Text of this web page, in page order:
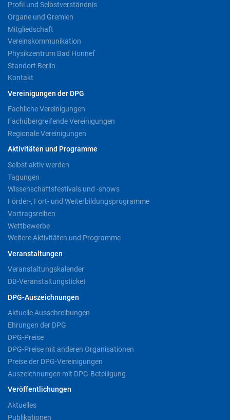
Profil und Selbstverständnis
Organe und Gremien
Mitgliedschaft
Vereinskommunikation
Physikzentrum Bad Honnef
Standort Berlin
Kontakt
Vereinigungen der DPG
Fachliche Vereinigungen
Fachübergreifende Vereinigungen
Regionale Vereinigungen
Aktivitäten und Programme
Selbst aktiv werden
Tagungen
Wissenschaftsfestivals und -shows
Förder-, Fort- und Weiterbildungsprogramme
Vortragsreihen
Wettbewerbe
Weitere Aktivitäten und Programme
Veranstaltungen
Veranstaltungskalender
DB-Veranstaltungsticket
DPG-Auszeichnungen
Aktuelle Ausschreibungen
Ehrungen der DPG
DPG-Preise
DPG-Preise mit anderen Organisationen
Preise der DPG-Vereinigungen
Auszeichnungen mit DPG-Beteiligung
Veröffentlichungen
Aktuelles
Publikationen